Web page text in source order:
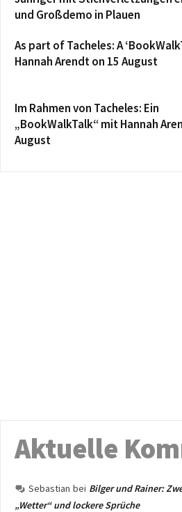
und Großdemo in Plauen
As part of Tacheles: A
Hannah Arendt on 15 August
Im Rahmen von Tacheles: Ein
„BookWalkTalk“ mit Hannah
August
Aktuelle
Sebastian bei Bilger und Rainer:
„Wetter“ und lockere Sprüche